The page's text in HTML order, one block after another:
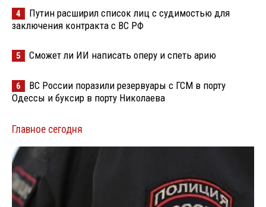
4
Путин расширил список лиц с судимостью для
заключения контракта с ВС РФ
5 Сможет ли ИИ написать оперу и спеть арию
6
ВС России поразили резервуары с ГСМ в порту
Одессы и буксир в порту Николаева
Главное сегодня